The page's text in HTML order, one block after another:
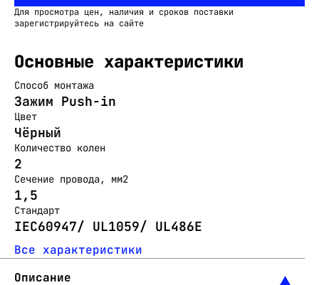
Вход
Для просмотра цен, наличия и сроков поставки
зарегистрируйтесь на сайте
Основные характеристики
Способ монтажа
Зажим Push-in
Цвет
Чёрный
Количество колен
2
Сечение провода, мм2
1,5
Стандарт
IEC60947/ UL1059/ UL486E
Все характеристики
Описание